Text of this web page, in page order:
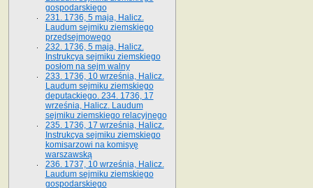
gospodarskiego
231. 1736, 5 maja, Halicz.
Laudum sejmiku ziemskiego
przedsejmowego
232. 1736, 5 maja, Halicz.
Instrukcya sejmiku ziemskiego
posłom na sejm walny
233. 1736, 10 września, Halicz.
Laudum sejmiku ziemskiego
deputackiego. 234. 1736, 17
września, Halicz. Laudum
sejmiku ziemskiego relacyjnego
235. 1736, 17 września, Halicz.
Instrukcya sejmiku ziemskiego
komisarzowi na komisyę
warszawską
236. 1737, 10 września, Halicz.
Laudum sejmiku ziemskiego
gospodarskiego